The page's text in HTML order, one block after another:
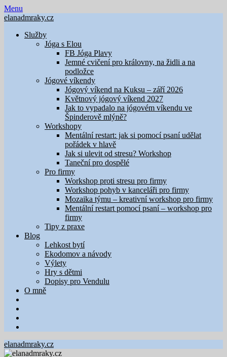
Skip
to
Menu
elanadmraky.cz
Služby
Jóga s Elou
FB Jóga Plavy
Jemné cvičení pro královny, na židli a na
podložce
Jógové víkendy
Jógový víkend na Kuksu – září 2026
Květnový jógový víkend 2027
Jak to vypadalo na jógovém víkendu ve
Špinderově mlýně?
Workshopy
Mentální restart: jak si pomocí psaní udělat
pořádek v hlavě
Jak si ulevit od stresu? Workshop
Taneční pro dospělé
Pro firmy
Workshop proti stresu pro firmy
Workshop pohyb v kanceláři pro firmy
Mozaika týmu – kreativní workshop pro firmy
Mentální restart pomocí psaní – workshop pro
firmy
Tipy z praxe
Blog
Lehkost bytí
Ekodomov a návody
Výlety
Hry s dětmi
Dopisy pro Vendulu
O mně
elanadmraky.cz